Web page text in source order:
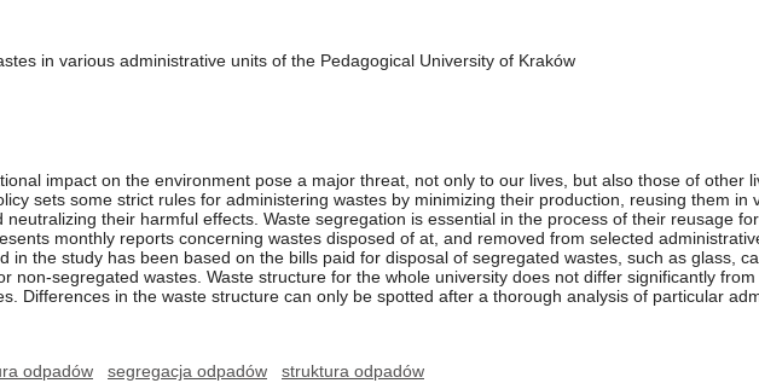
in various administrative units of the Pedagogical University of Kraków
impact on the environment pose a major threat, not only to our lives, but also those of other
sets some strict rules for administering wastes by minimizing their production, reusing them in
neutralizing their harmful effects. Waste segregation is essential in the process of their reusage
monthly reports concerning wastes disposed of at, and removed from selected
in the study has been based on the bills paid for disposal of segregated wastes, such as glass,
non-segregated wastes. Waste structure for the whole university does not differ significantly
Differences in the waste structure can only be spotted after a thorough analysis of particular
odpadów segregacja odpadów struktura odpadów